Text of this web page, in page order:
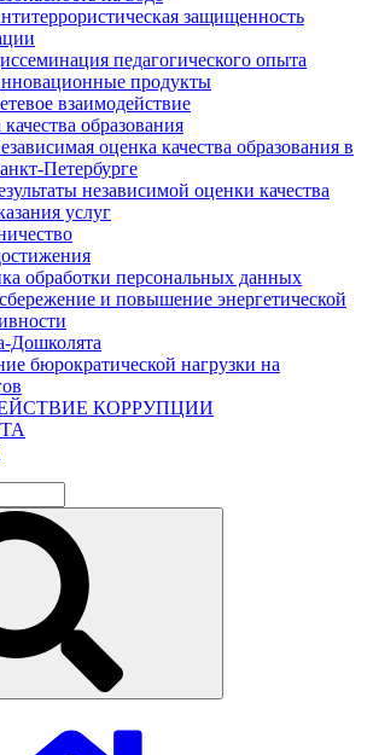
защищенность
педагогического опыта
продукты
взаимодействие
образования
оценка качества образования в
Петербурге
независимой оценки качества
услуг
обработки персональных данных
и повышение энергетической
Дошколята
бюрократической нагрузки на
КОРРУПЦИИ